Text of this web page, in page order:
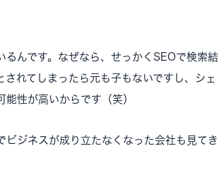
んです。なぜなら、せっかくSEOで検索結
れてしまったら元も子もないですし、シェ
性が高いからです（笑）
ジネスが成り立たなくなった会社も見てき